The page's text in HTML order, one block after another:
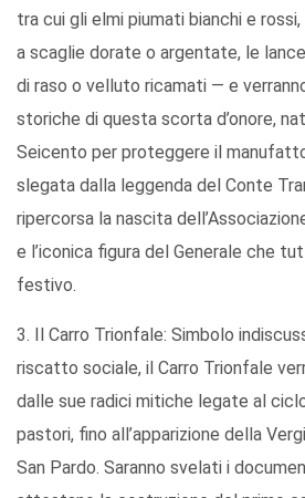
tra cui gli elmi piumati bianchi e
a scaglie dorate o argentate, le
di raso o velluto ricamati — e
storiche di questa scorta d’onore,
Seicento per proteggere il
slegata dalla leggenda del Conte
ripercorsa la nascita
e l’iconica figura del Generale che
festivo.
3. Il Carro Trionfale: Simbolo
riscatto sociale, il Carro Trionfale
dalle sue radici mitiche legate al
pastori, fino all’apparizione della
San Pardo. Saranno svelati i